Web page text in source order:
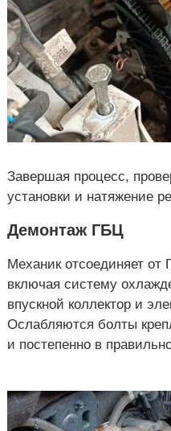
Завершая процесс,
установки и натяжение
Демонтаж ГБЦ
Механик отсоединяет от
включая систему
впускной коллектор и
Ослабляются болты
и постепенно в